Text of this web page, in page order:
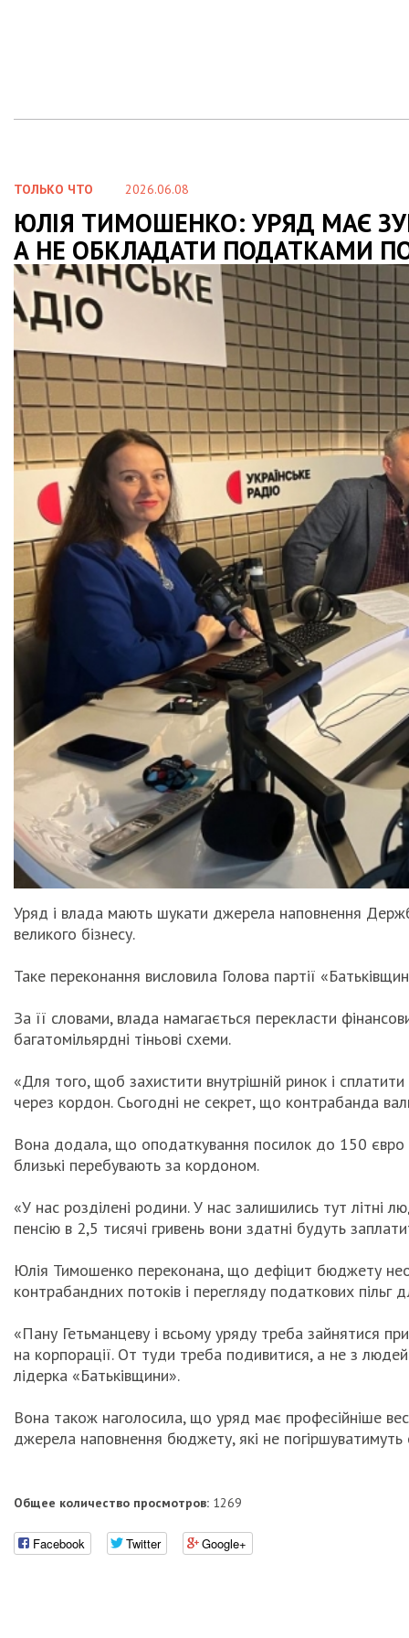
ТОЛЬКО ЧТО 2026.06.08
ЮЛІЯ ТИМОШЕНКО: УРЯД МАЄ
А НЕ ОБКЛАДАТИ ПОДАТКАМИ
Уряд і влада мають шукати джерела наповнення
великого бізнесу.
Таке переконання висловила Голова партії
За її словами, влада намагається перекласти
багатомільярдні тіньові схеми.
«Для того, щоб захистити внутрішній ринок і
через кордон. Сьогодні не секрет, що контрабанда
Вона додала, що оподаткування посилок до 150 євро
близькі перебувають за кордоном.
«У нас розділені родини. У нас залишились тут літні
пенсію в 2,5 тисячі гривень вони здатні будуть
Юлія Тимошенко переконана, що дефіцит бюджету
контрабандних потоків і перегляду податкових пільг
«Пану Гетьманцеву і всьому уряду треба зайнятися
на корпорації. От туди треба подивитися, а не з людей
лідерка «Батьківщини».
Вона також наголосила, що уряд має професійніше
джерела наповнення бюджету, які не погіршуватимуть
Общее количество просмотров: 1269
Facebook Twitter Google+